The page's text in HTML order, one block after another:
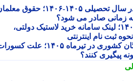
حکم حقوقی نومعلمان در سال تحصیلی ۱۴۰۵-۱۴۰۶؛ حقوق معلمان
صادر می شود؟
ثبت نام لاستیک دولتی ۱۴۰۵؛ لینک سامانه خرید لاستیک دولتی،
نام اینترنتی
کسر از حقوق بازنشستگان کشوری در تیرماه ۱۴۰۵؛ علت کسورات
کنند؟